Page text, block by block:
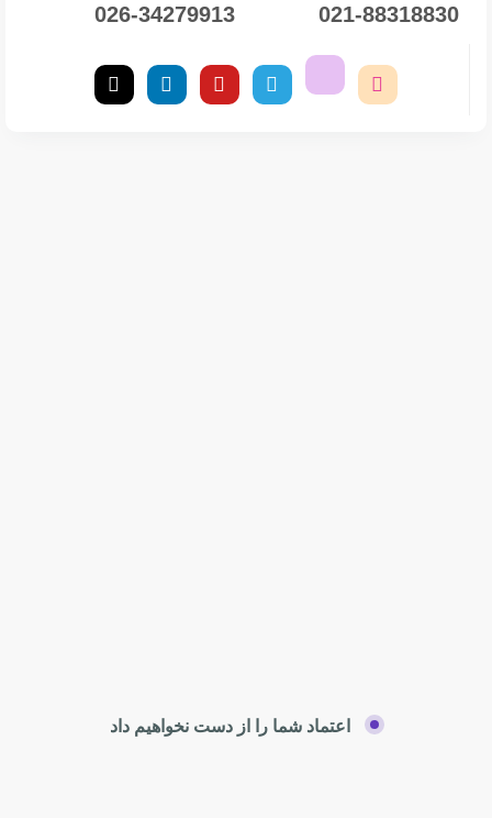
021-88318830
026-34279913
اعتماد شما را از دست نخواهیم داد